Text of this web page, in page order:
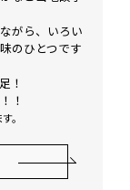
がら、いろい
のひとつです
！
！
。